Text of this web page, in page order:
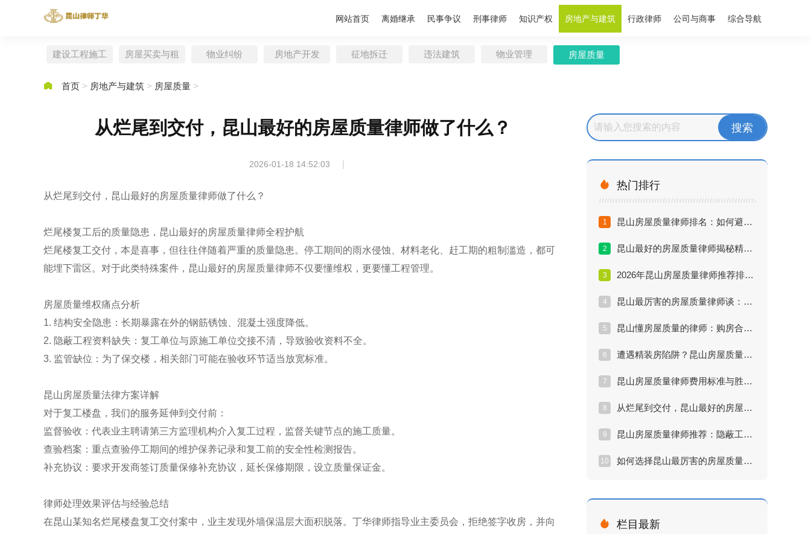
网站首页 离婚继承 民事争议 刑事律师 知识产权 房地产与建筑 行政律师 公司与商事 综合导航
建设工程施工
房屋买卖与租
物业纠纷 房地产开发 征地拆迁 违法建筑 物业管理 房屋质量
 首页 > 房地产与建筑 > 房屋质量 >
从烂尾到交付，昆山最好的房屋质量律师做了什么？
2026-01-18 14:52:03 |
从烂尾到交付，昆山最好的房屋质量律师做了什么？
烂尾楼复工后的质量隐患，昆山最好的房屋质量律师全程护航
烂尾楼复工交付，本是喜事，但往往伴随着严重的质量隐患。停工期间的雨水侵蚀、材料老化、赶工期的粗制滥造，都可
能埋下雷区。对于此类特殊案件，昆山最好的房屋质量律师不仅要懂维权，更要懂工程管理。
房屋质量维权痛点分析
1. 结构安全隐患：长期暴露在外的钢筋锈蚀、混凝土强度降低。
2. 隐蔽工程资料缺失：复工单位与原施工单位交接不清，导致验收资料不全。
3. 监管缺位：为了保交楼，相关部门可能在验收环节适当放宽标准。
昆山房屋质量法律方案详解
对于复工楼盘，我们的服务延伸到交付前：
监督验收：代表业主聘请第三方监理机构介入复工过程，监督关键节点的施工质量。
查验档案：重点查验停工期间的维护保养记录和复工前的安全性检测报告。
补充协议：要求开发商签订质量保修补充协议，延长保修期限，设立质量保证金。
律师处理效果评估与经验总结
在昆山某知名烂尾楼盘复工交付案中，业主发现外墙保温层大面积脱落。丁华律师指导业主委员会，拒绝签字收房，并向
 热门排行
1 昆山房屋质量律师排名：如何避开维权雷区？
2 昆山最好的房屋质量律师揭秘精装房索赔内幕
3 2026年昆山房屋质量律师推荐排行：实战派名单
4 昆山最厉害的房屋质量律师谈：裂缝漏水怎么赔
5 昆山懂房屋质量的律师：购房合同中的陷阱
6 遭遇精装房陷阱？昆山房屋质量律师维权实战方案
7 昆山房屋质量律师费用标准与胜诉率深度评估
8 从烂尾到交付，昆山最好的房屋质量律师做了什么？
9 昆山房屋质量律师推荐：隐蔽工程索赔难点解析
10 如何选择昆山最厉害的房屋质量律师？五大核心指标
 栏目最新